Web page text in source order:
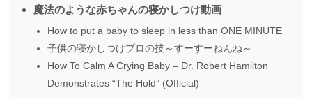
魔法のような赤ちゃんの寝かしつけ動画
How to put a baby to sleep in less than ONE MINUTE
子供の寝かしつけプロの技～すーすーねんね～
How To Calm A Crying Baby – Dr. Robert Hamilton
Demonstrates “The Hold” (Official)